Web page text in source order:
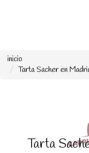
inicio
Tarta Sacher en
Tarta